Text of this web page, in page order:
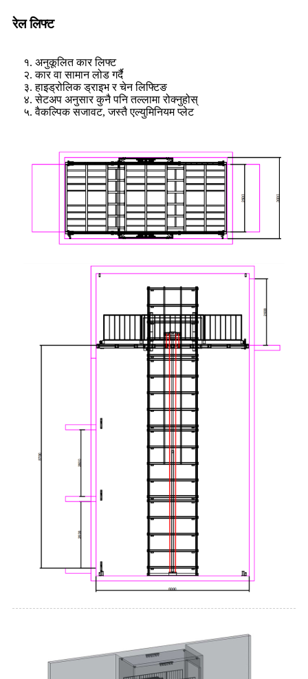
रेल लिफ्ट
१. अनुकूलित कार लिफ्ट
२. कार वा सामान लोड गर्दै
३. हाइड्रोलिक ड्राइभ र चेन लिफ्टिङ
४. सेटअप अनुसार कुनै पनि तल्लामा रोक्नुहोस्
५. वैकल्पिक सजावट, जस्तै एल्युमिनियम प्लेट